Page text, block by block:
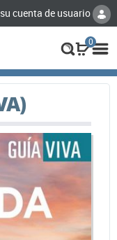
cuenta de usuario
0